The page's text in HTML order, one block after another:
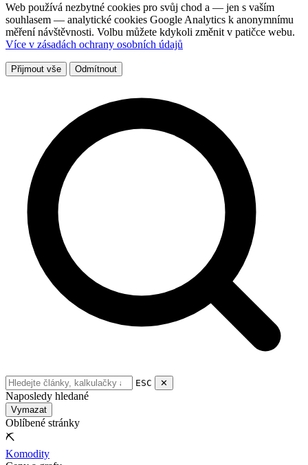
Web používá nezbytné cookies pro svůj chod a — jen s vaším
souhlasem — analytické cookies Google Analytics k anonymnímu
měření návštěvnosti. Volbu můžete kdykoli změnit v patičce webu.
Více v zásadách ochrany osobních údajů
Přijmout vše Odmítnout
ESC ✕
Naposledy hledané
Vymazat
Oblíbené stránky
⛏
Komodity